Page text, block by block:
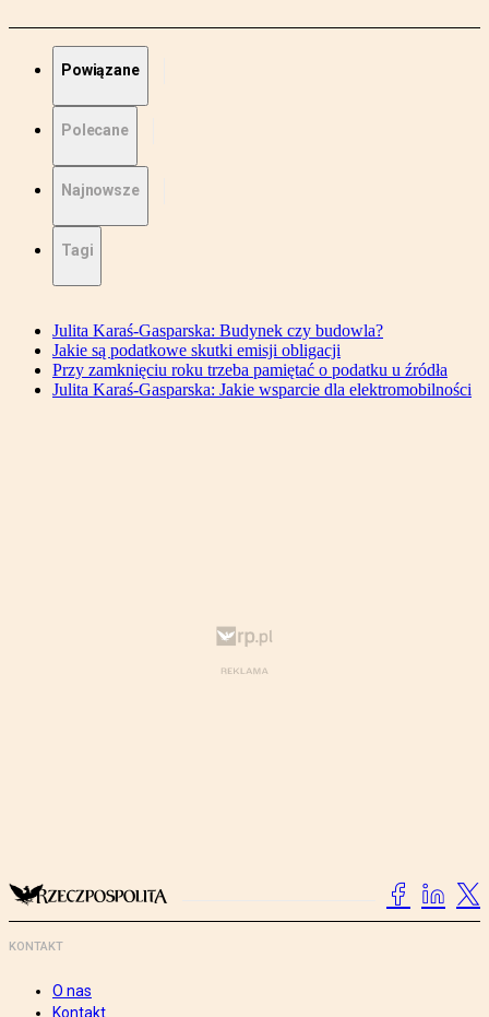
Powiązane
Polecane
Najnowsze
Tagi
Julita Karaś-Gasparska: Budynek czy budowla?
Jakie są podatkowe skutki emisji obligacji
Przy zamknięciu roku trzeba pamiętać o podatku u źródła
Julita Karaś-Gasparska: Jakie wsparcie dla elektromobilności
KONTAKT
O nas
Kontakt